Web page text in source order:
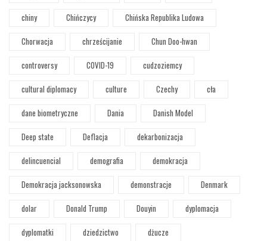
chiny
Chińczycy
Chińska Republika Ludowa
Chorwacja
chrześcijanie
Chun Doo-hwan
controversy
COVID-19
cudzoziemcy
cultural diplomacy
culture Czechy
cła
dane biometryczne
Dania
Danish Model
Deep state
Deflacja
dekarbonizacja
delincuencial
demografia
demokracja
Demokracja jacksonowska
demonstracje
Denmark
dolar
Donald Trump Douyin
dyplomacja
dyplomatki
dziedzictwo dżucze